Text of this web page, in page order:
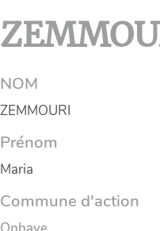
NOM
ZEMMOURI
Prénom
Maria
Commune d'action